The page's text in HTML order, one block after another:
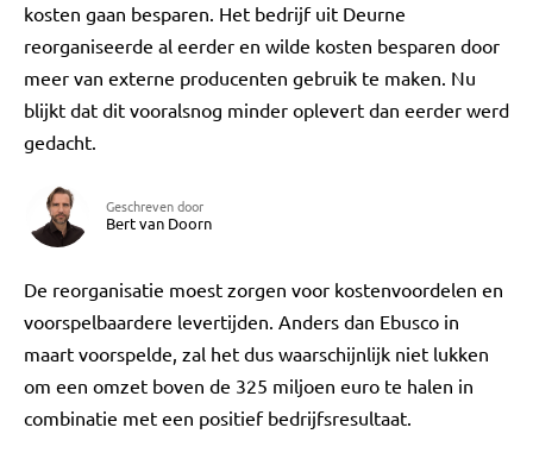
kosten gaan besparen. Het bedrijf uit Deurne
reorganiseerde al eerder en wilde kosten besparen door
meer van externe producenten gebruik te maken. Nu
blijkt dat dit vooralsnog minder oplevert dan eerder werd
gedacht.
Geschreven door
Bert van Doorn
De reorganisatie moest zorgen voor kostenvoordelen en
voorspelbaardere levertijden. Anders dan Ebusco in
maart voorspelde, zal het dus waarschijnlijk niet lukken
om een omzet boven de 325 miljoen euro te halen in
combinatie met een positief bedrijfsresultaat.